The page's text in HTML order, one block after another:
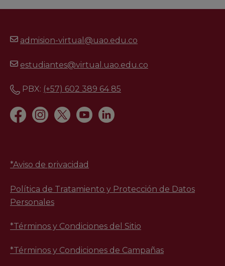
admision-virtual@uao.edu.co
estudiantes@virtual.uao.edu.co
PBX: (+57) 602 389 64 85
*Aviso de privacidad
Política de Tratamiento y Protección de Datos
Personales
*Términos y Condiciones del Sitio
*Términos y Condiciones de Campañas